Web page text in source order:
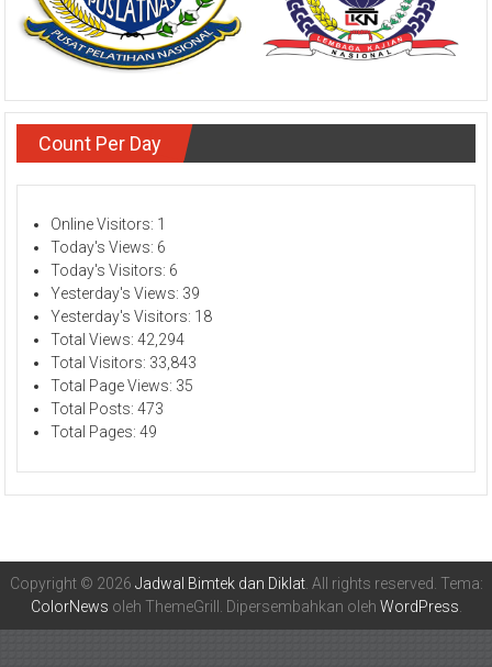
Count Per Day
Online Visitors: 1
Today's Views: 6
Today's Visitors: 6
Yesterday's Views: 39
Yesterday's Visitors: 18
Total Views:42,294
Total Visitors: 33,843
Total Page Views: 35
Total Posts:473
Total Pages:49
Copyright © 2026 Jadwal Bimtek dan Diklat. All rights reserved. Tema:
ColorNews oleh ThemeGrill. Dipersembahkan oleh WordPress.